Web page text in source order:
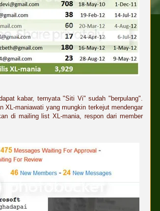
kabar, ternyata "Siti Vi" sudah "berpulang".
XL-maniawati yang mungkin terkejut mendengar
di mailing list XL-mania, respon dari member